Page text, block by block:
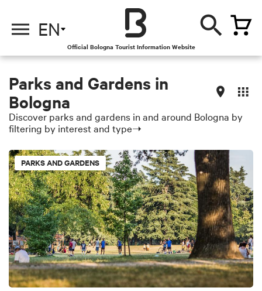
EN
Official Bologna Tourist Information Website
Parks and Gardens in
Bologna
Discover parks and gardens in and around Bologna by
filtering by interest and type➝
PARKS AND GARDENS